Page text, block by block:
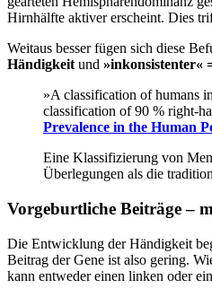
Hirnhälfte aktiver erscheint. Dies
Weitaus besser fügen sich diese
Händigkeit und »inkonsistenter«
»A classification of humans
classification of 90 % right-
Prevalence in the Human
Eine Klassifizierung von
Überlegungen als die
Vorgeburtliche Beiträge –
Die Entwicklung der Händigkeit
Beitrag der Gene ist also gering.
kann entweder einen linken oder